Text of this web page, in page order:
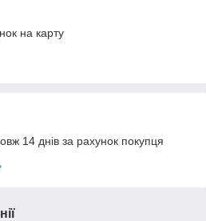
на карту
14 днів за рахунок покупця